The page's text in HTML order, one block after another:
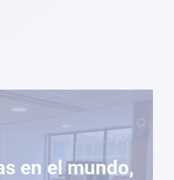
en el mundo,